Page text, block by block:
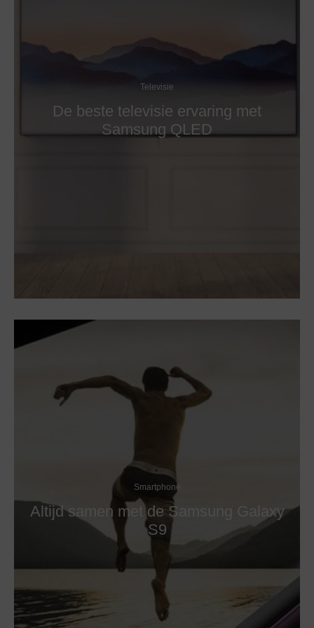
Televisie
De beste televisie ervaring met
Samsung QLED
Smartphone
Altijd samen met de Samsung Galaxy
S9